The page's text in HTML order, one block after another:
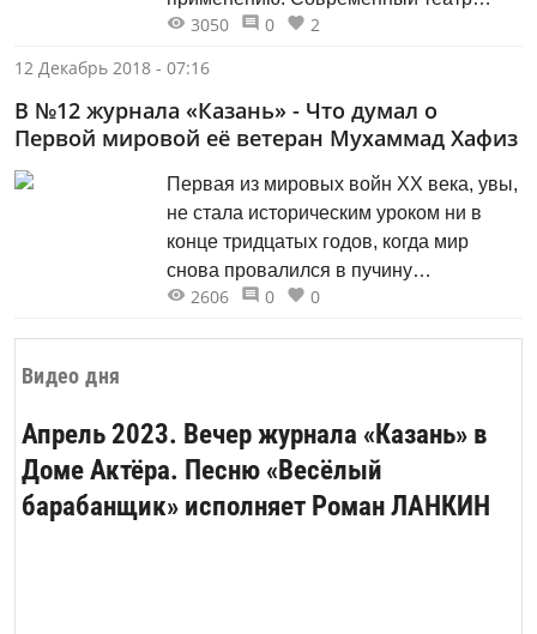
Видео дня
Апрель 2023. Вечер журнала «Казань» в
Доме Актёра. Песню «Весёлый
барабанщик» исполняет Роман ЛАНКИН
щедро предлагает нам всё больше
раскрепощённо вторгаться в интимный
внутренний мир театрального акта,
превращая недоступную сцену в
свободные для посещения локации.
3050 0
2
12 Декабрь 2018 - 07:16
В №12 журнала «Казань» - Что думал о
Первой мировой её ветеран Мухаммад Хафиз
Первая из мировых войн ХХ века, увы,
не стала историческим уроком ни в
конце тридцатых годов, когда мир
снова провалился в пучину
кровопролития, ни в наши дни, когда
2606 0 0